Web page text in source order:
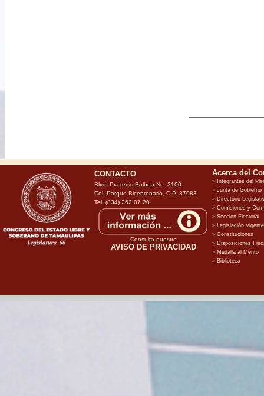
CONTACTO
Blvd. Praxedis Balboa No. 3100
Col. Parque Bicentenario, C.P. 87083
Tel: (834) 262 07 20
Consulta nuestro
AVISO DE PRIVACIDAD